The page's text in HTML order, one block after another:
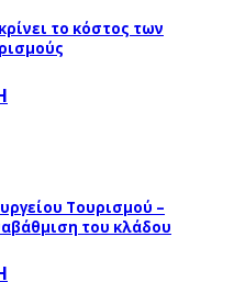
το κόστος των
Τουρισμού –
του κλάδου